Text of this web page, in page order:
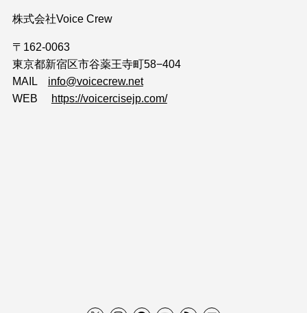
株式会社Voice Crew
〒162-0063
東京都新宿区市谷薬王寺町58−404
MAIL info@voicecrew.net
WEB https://voicercisejp.com/